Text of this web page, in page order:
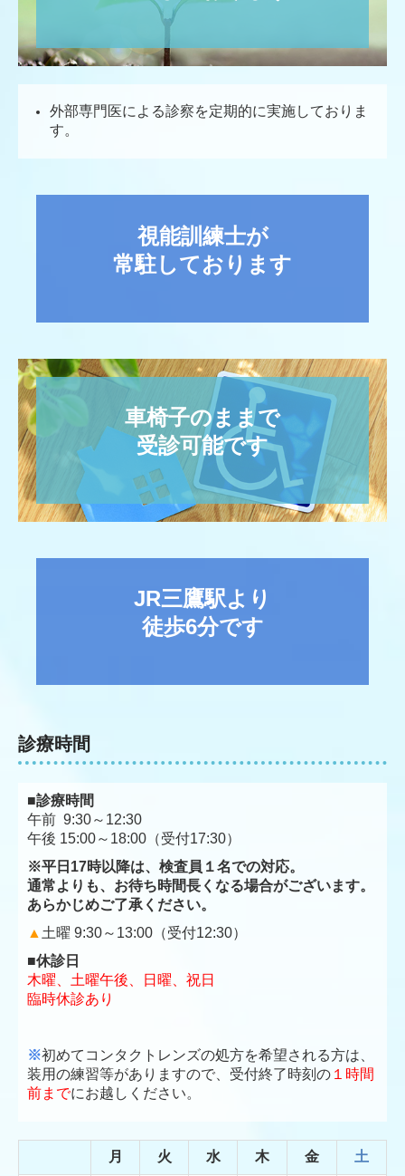
外部専門医による診察を定期的に実施しておりま
す。
視能訓練士が
常駐しております
車椅子のままで
受診可能です
JR三鷹駅より
徒歩6分です
診療時間
■診療時間
午前 9:30～12:30
午後 15:00～ 18:00（受付17:30）
※平日17時以降は、検査員１名での対応。
通常よりも、お待ち時間長くなる場合がございます。
あらかじめご了承ください。
▲土曜 9:30～ 13:00（受付12:30）
■休診日
木曜、土曜午後、日曜、祝日
臨時休診あり
※初めてコンタクトレンズの処方を希望される方は、
装用の練習等がありますので、受付終了時刻の １時間
前までにお越しください。
月 火 水 木 金 土